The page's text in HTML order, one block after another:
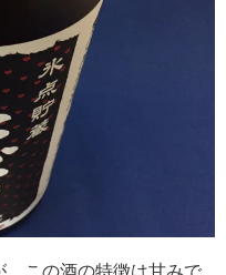
この酒の特徴は甘みで